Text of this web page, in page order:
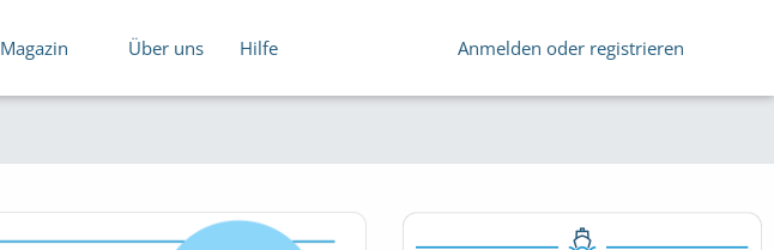
Magazin Über uns Hilfe Anmelden oder registrieren